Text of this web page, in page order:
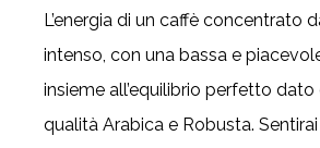
L’energia di un caffè concentrato
intenso, con una bassa e
insieme all’equilibrio perfetto
qualità Arabica e Robusta.